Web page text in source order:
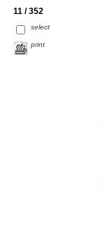
11 / 352
select
print